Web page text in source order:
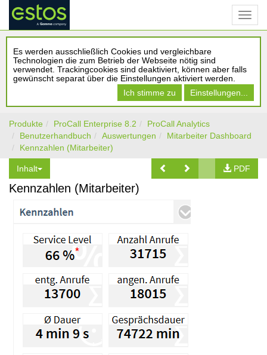
Es werden ausschließlich Cookies und vergleichbare
Technologien die zum Betrieb der Webseite nötig sind
verwendet. Trackingcookies sind deaktiviert, können aber falls
gewünscht separat über die Einstellungen aktiviert werden.
Ich stimme zu
Einstellungen...
Produkte ProCall Enterprise 8.2
ProCall Analytics
Benutzerhandbuch
Auswertungen
Mitarbeiter Dashboard
Kennzahlen (Mitarbeiter)
Inhalt PDF
Kennzahlen (Mitarbeiter)